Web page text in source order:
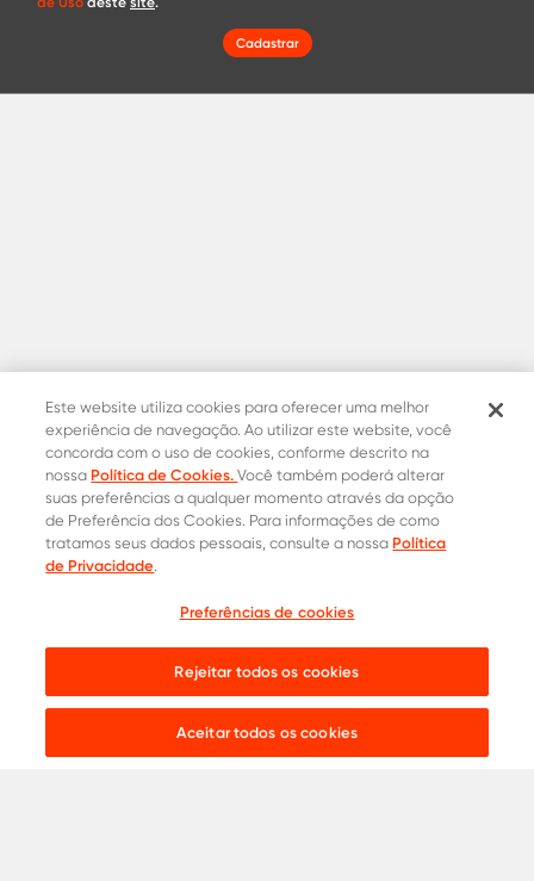
Cadastrar
Contatos Oficiais
Live chat:
Este website utiliza cookies para oferecer uma melhor
experiência de navegação. Ao utilizar este website, você
concorda com o uso de cookies, conforme descrito na
nossa Política de Cookies.Você também poderá alterar
suas preferências a qualquer momento através da opção
de Preferência dos Cookies. Para informações de como
tratamos seus dados pessoais, consulte a nossa Política
de Privacidade.
Preferências de cookies
Rejeitar todos os cookies
Aceitar todos os cookies